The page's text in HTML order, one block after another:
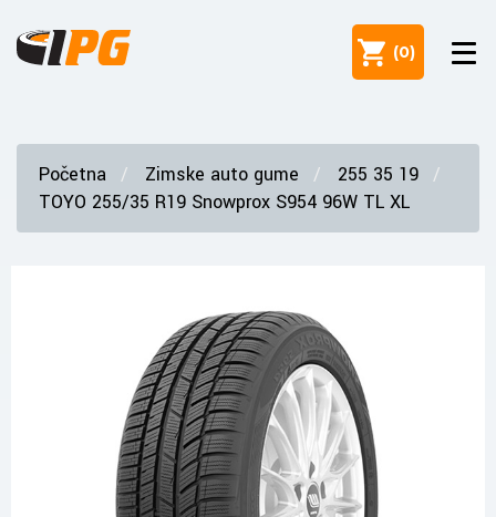
(0)
Početna Zimske auto gume
255 35 19
TOYO 255/35 R19 Snowprox S954 96W TL XL